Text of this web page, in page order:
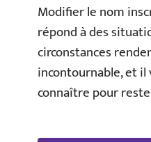
Modifier le nom
répond à des
circonstances
incontournable, et
connaître pour